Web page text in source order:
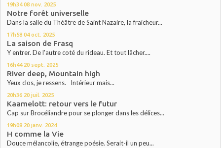
19h34 08 nov. 2025
Notre forêt universelle
Dans la salle du Théâtre de Saint Nazaire, la fraicheur...
17h58 04 oct. 2025
La saison de Frasq
Y entrer. De l'autre coté du rideau. Et tout lâcher....
16h44 20 sept. 2025
River deep, Mountain high
Yeux clos, je ressens. Intérieur mais...
20h36 20 juil. 2025
Kaamelott: retour vers le futur
Cap sur Brocéliandre pour se plonger dans les délices...
19h08 20 janv. 2024
H comme la Vie
Douce mélancolie, étrange poésie. Serait-il un peu...